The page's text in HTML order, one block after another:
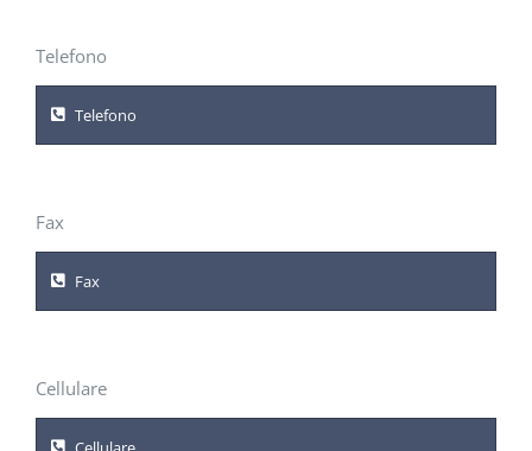
Telefono
Fax
Cellulare